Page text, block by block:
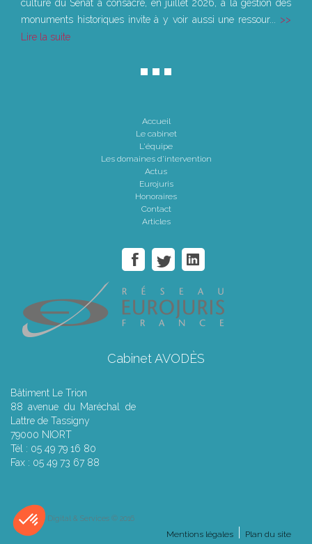
culture du Sénat a consacré, en juillet 2026, à la gestion des
monuments historiques invite à y voir aussi une ressour...
Lire la suite
Accueil
Le cabinet
L'équipe
Les domaines d'intervention
Actus
Eurojuris
Honoraires
Contact
Articles
Cabinet AVODÈS
Bâtiment Le Trion
88 avenue du Maréchal de
Lattre de Tassigny
79000 NIORT
Tél : 05 49 79 16 80
Fax : 05 49 73 67 88
Septeo Digital & Services © 2016
Plan du site
Mentions légales